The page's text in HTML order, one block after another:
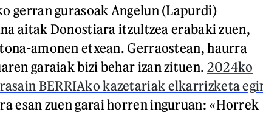
gerran gurasoak Angelun (Lapurdi)
aitak Donostiara itzultzea erabaki zuen,
amonen etxean. Gerraostean, haurra
garaiak bizi behar izan zituen. 2024ko
BERRIAko kazetariak elkarrizketa
esan zuen garai horren inguruan: «Horrek